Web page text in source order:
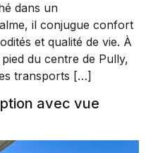
dans un
il conjugue confort
et qualité de vie. À
du centre de Pully,
transports […]
avec vue